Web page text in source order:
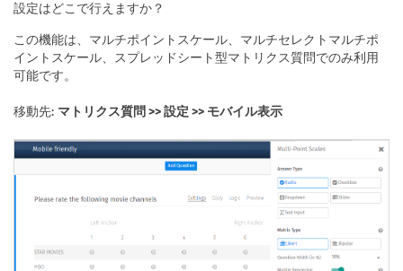
設定はどこで行えますか？
この機能は、マルチポイントスケール、マルチセレクトマルチポ
イントスケール、スプレッドシート型マトリクス質問でのみ利用
可能です。
移動先: マトリクス質問 >> 設定 >> モバイル表示